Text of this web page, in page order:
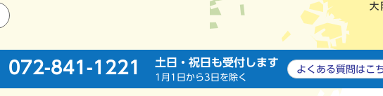
072-841-1221 土日・祝日も受付します
1月1日から3日を除く
よくある質問は こ